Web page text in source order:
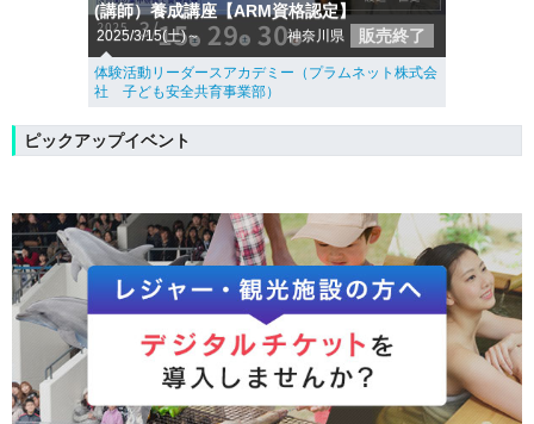
(講師）養成講座【ARM資格認定】
2025/3/15(土)～ 神奈川県 販売終了
体験活動リーダースアカデミー（プラムネット株式会
社 子ども安全共育事業部）
ピックアップイベント